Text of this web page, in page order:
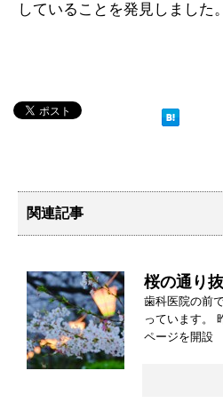
していることを発見しました。
関連記事
桜の通り
歯科医院の前
っています。
ページを開設